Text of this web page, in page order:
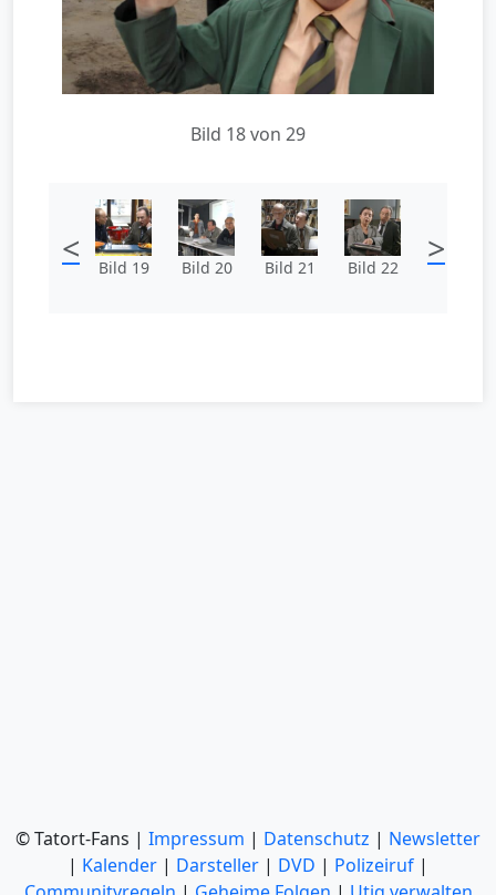
Bild 18 von 29
< Bild 19 Bild 20 Bild 21 Bild 22 >
© Tatort-Fans | Impressum | Datenschutz | Newsletter
| Kalender | Darsteller | DVD | Polizeiruf |